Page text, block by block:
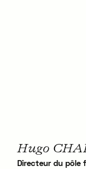
Hugo
Directeur du pôle